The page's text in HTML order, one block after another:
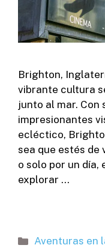
Brighton,
vibrante cultura
junto al mar. Con
impresionantes
ecléctico,
sea que estés de
o solo por un día,
explorar …
Categorías
Aventuras en